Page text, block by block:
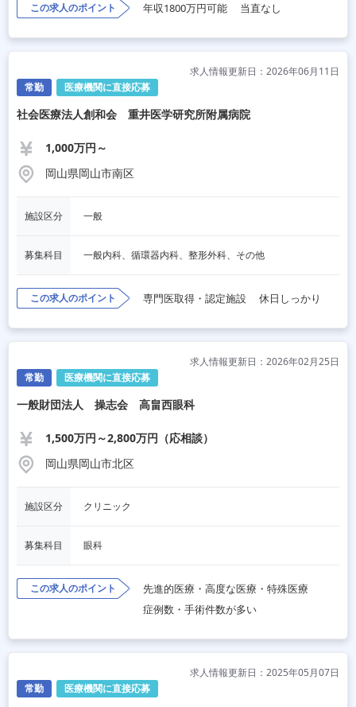
この求人のポイント 年収1800万円可能 当直なし
常勤 医療機関に直接応募
求人情報更新日：2026年06月11日
社会医療法人創和会 重井医学研究所附属病院
1,000万円～
岡山県岡山市南区
施設区分 一般
募集科目 一般内科、循環器内科、整形外科、その他
この求人のポイント 専門医取得・認定施設 休日しっかり
常勤 医療機関に直接応募
求人情報更新日：2026年02月25日
一般財団法人 操志会 高畠西眼科
1,500万円～2,800万円（応相談）
岡山県岡山市北区
施設区分 クリニック
募集科目 眼科
この求人のポイント
先進的医療・高度な医療・特殊医療
症例数・手術件数が多い
常勤 医療機関に直接応募
求人情報更新日：2025年05月07日